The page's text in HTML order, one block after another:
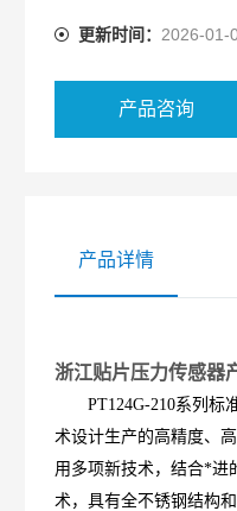
测量的场所。
更新时间： 2026-01-
产品咨询
产品详情
浙江贴片压力传感器
PT124G-210系列标
术设计生产的高精度、
用多项新技术，结合*进
术，具有全不锈钢结构